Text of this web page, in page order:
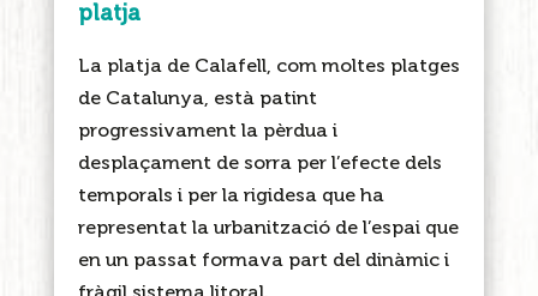
platja
La platja de Calafell, com moltes platges
de Catalunya, està patint
progressivament la pèrdua i
desplaçament de sorra per l’efecte dels
temporals i per la rigidesa que ha
representat la urbanització de l’espai que
en un passat formava part del dinàmic i